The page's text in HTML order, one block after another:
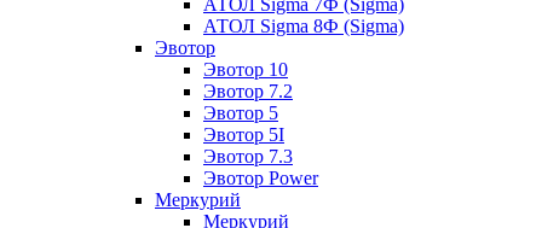
АТОЛ Sigma 7Ф (Sigma)
АТОЛ Sigma 8Ф (Sigma)
Эвотор
Эвотор 10
Эвотор 7.2
Эвотор 5
Эвотор 5I
Эвотор 7.3
Эвотор Power
Меркурий
Меркурий